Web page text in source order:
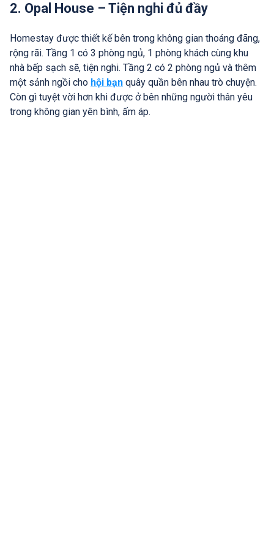
2. Opal House – Tiện nghi đủ đầy
Homestay được thiết kế bên trong không gian thoáng đãng,
rộng rãi. Tầng 1 có 3 phòng ngủ, 1 phòng khách cùng khu
nhà bếp sạch sẽ, tiện nghi. Tầng 2 có 2 phòng ngủ và thêm
một sảnh ngồi cho hội bạn quây quần bên nhau trò chuyện.
Còn gì tuyệt vời hơn khi được ở bên những người thân yêu
trong không gian yên bình, ấm áp.